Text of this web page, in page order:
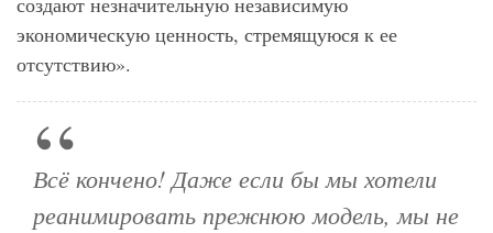
экономическую ценность, стремящуюся к ее
отсутствию».
Всё кончено! Даже если бы мы хотели
реанимировать прежнюю ​​модель, мы не